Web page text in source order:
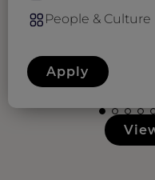
People & Culture
Apply